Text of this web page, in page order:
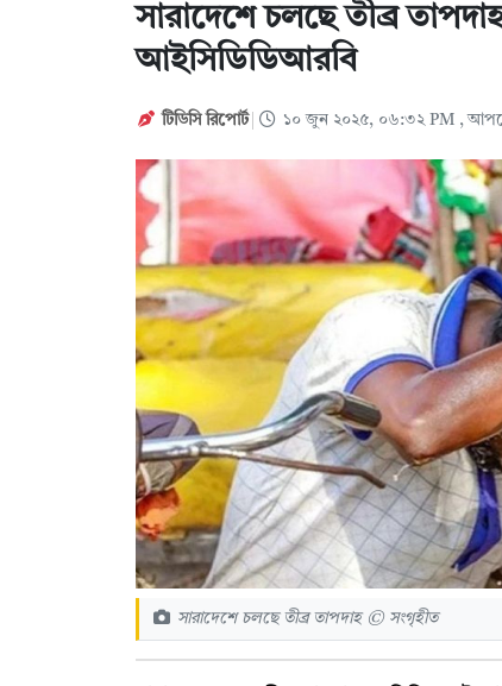
সারাদেশে চলছে তীব্র
আইসিডিডিআরবি
টিডিসি রিপোর্ট ১০ জুন ২০২৫, ০৬:৩২ PM ,
সারাদেশে চলছে তীব্র তাপদাহ © সংগৃহীত